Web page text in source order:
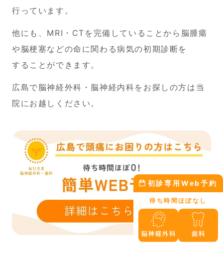
行っています。
他にも、MRI・CT を完備していることから脳腫瘍
や脳梗塞などの命に関わる病気の初期診断を
することができます。
広島で脳神経外科・脳神経内科をお探しの方は当
院にお越しください。
初診専用Web予約
待ち時間ほぼなし